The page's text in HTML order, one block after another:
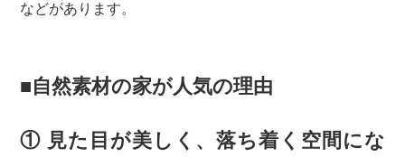
などがあります。
■自然素材の家が人気の理由
① 見た目が美しく、落ち着く空間にな